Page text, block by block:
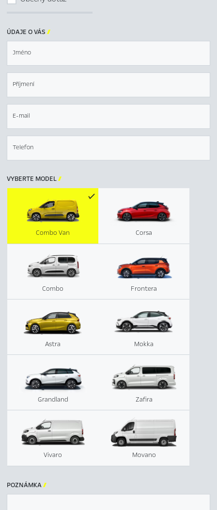
ÚDAJE O VÁS 
Jméno
Příjmení
E-mail
Telefon
VYBERTE MODEL
Corsa
Combo Frontera
Astra Mokka
Grandland Zafira
Combo Van
Vivaro Movano
POZNÁMKA